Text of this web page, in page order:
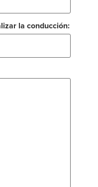
la conducción: